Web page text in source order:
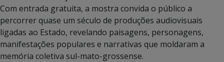
Com entrada gratuita, a mostra convida o público a
percorrer quase um século de produções audiovisuais
ligadas ao Estado, revelando paisagens, personagens,
manifestações populares e narrativas que moldaram a
memória coletiva sul-mato-grossense.